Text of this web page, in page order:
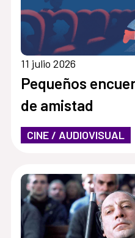
11 julio 2026
Pequeños
de amistad
CINE / AUDIOVISUAL